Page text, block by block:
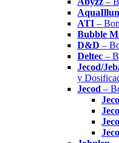
ATI –
Bubble
D&D –
Deltec –
Jecod/
y
Jecod –